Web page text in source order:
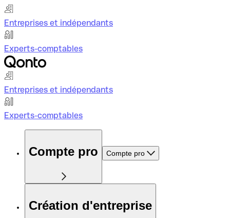
Entreprises et indépendants
Experts-comptables
Entreprises et indépendants
Experts-comptables
Compte pro Compte pro
Création d'entreprise